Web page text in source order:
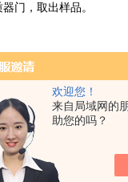
欢迎您！
来自局域网的
助您的吗？
门，取出样品。
10-360秒
或连续运行
2-9次/秒
220V/50Hz